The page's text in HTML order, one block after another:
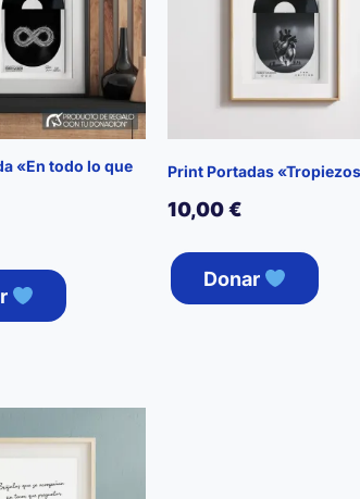
«En todo lo que
Print Portadas
10,00€
Donar